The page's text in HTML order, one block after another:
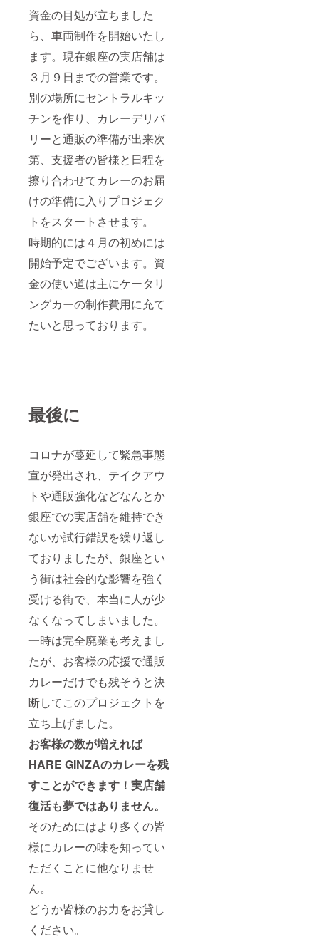
資金の目処が立ちました
ら、車両制作を開始いたし
ます。現在銀座の実店舗は
３月９日までの営業です。
別の場所にセントラルキッ
チンを作り、カレーデリバ
リーと通販の準備が出来次
第、支援者の皆様と日程を
擦り合わせてカレーのお届
けの準備に入りプロジェク
トをスタートさせます。
時期的には４月の初めには
開始予定でございます。資
金の使い道は主にケータリ
ングカーの制作費用に充て
たいと思っております。
最後に
コロナが蔓延して緊急事態
宣が発出され、テイクアウ
トや通販強化などなんとか
銀座での実店舗を維持でき
ないか試行錯誤を繰り返し
ておりましたが、銀座とい
う街は社会的な影響を強く
受ける街で、本当に人が少
なくなってしまいました。
一時は完全廃業も考えまし
たが、お客様の応援で通販
カレーだけでも残そうと決
断してこのプロジェクトを
立ち上げました。
お客様の数が増えれば
HARE GINZAのカレーを残
すことができます！実店舗
復活も夢ではありません。
そのためにはより多くの皆
様にカレーの味を知ってい
ただくことに他なりませ
ん。
どうか皆様のお力をお貸し
ください。